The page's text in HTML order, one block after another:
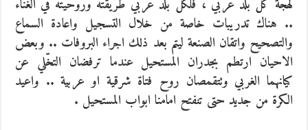
لهجة كل بلد عربي ، فلكل بلد عربي طريقته وروحيته في الغناء
.. هناك تدريبات خاصة من خلال التسجيل واعادة السماع
والتصحيح واتقان الصنعة ليتم بعد ذلك اجراء البروفات .. وبعض
الاحيان ارتطم بجدران المستحيل عندما ترفضان التخّلي عن
كيانهما الغربي وتتقمصان روح فتاة شرقية او عربية .. واعيد
الكرة من جديد حتى تنفتح امامنا ابواب المستحيل .